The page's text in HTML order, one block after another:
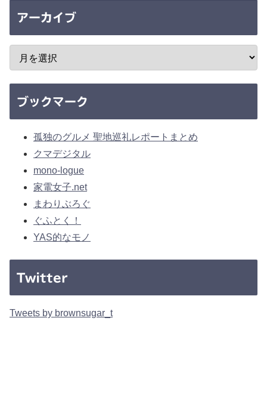
アーカイブ
ブックマーク
孤独のグルメ 聖地巡礼レポートまとめ
クマデジタル
mono-logue
家電女子.net
まわりぶろぐ
ぐふとく！
YAS的なモノ
Twitter
Tweets by brownsugar_t